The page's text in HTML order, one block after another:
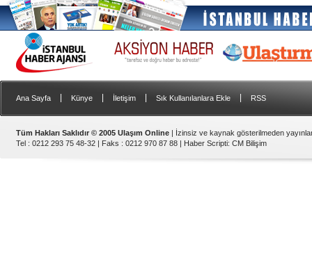
Ana Sayfa Künye İletişim Sık Kullanılanlara Ekle RSS
Tüm Hakları Saklıdır © 2005 Ulaşım Online | İzinsiz ve kaynak gösterilmeden
Tel : 0212 293 75 48-32 | Faks : 0212 970 87 88 | Haber Scripti: CM Bilişim